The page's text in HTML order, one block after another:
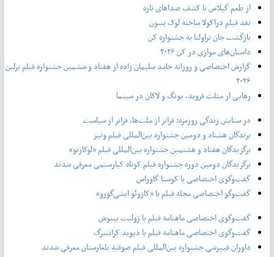
از طعم گیلاس تا کشف صداهای تازه
نقد فیلم دراکولا ساخته لوک بسون
بازگشت جان تراولتا به جشنواره کن
داستان‌های موازی در کن ۲۰۲۶
گزارش اختصاصی و روزانه حامد سلیمان زاده از هفتاد و‌ ششمین جشنواره فیلم برلین
۲۰۲۶
رهایی از مثلث فروید، یونگ و لاکان در سینما
در ستایش زندگی روزمره: فراتر از ملت‌ها، فراتر از سیاست
برندگان هشتاد و دومین جشنواره بین‌المللی فیلم ونیز
برگزیدگان هفتاد و هشتمین جشنواره بین‌المللی فیلم «لوکارنو»
برگزیدگان دومین دوره جشنواره فیلم کوتاه کیارستمی معرفی شدند
گفت‌وگوی اختصاصی با کوستا گاوراس
گفت‌وگو اختصاصی مجله فیلم با «کازوئو ایشی‌گورو»
گفت‌وگوی اختصاصی ماهنامه فیلم با ژولیت بینوش
گفت‌وگوی اختصاصی ماهنامه فیلم با دیوید کراننبرگ
داوران فیپرشی جشنواره بین‌المللی فیلم صوفیه بلغارستان معرفی شدند